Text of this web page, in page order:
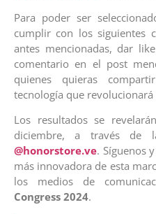
Para poder ser
cumplir con los siguientes
antes mencionadas, dar
comentario en el post
quienes quieras
tecnología que revolucionará
Los resultados se
diciembre, a través de
@honorstore.ve. Síguenos
más innovadora de esta
los medios de
Congress 2024.